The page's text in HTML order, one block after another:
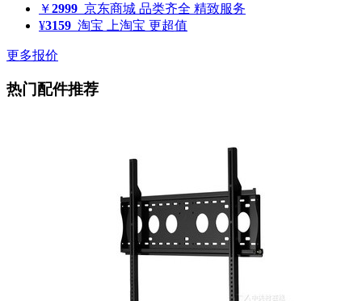
￥2999 京东商城 品类齐全 精致服务
¥3159 淘宝 上淘宝 更超值
更多报价
热门配件推荐